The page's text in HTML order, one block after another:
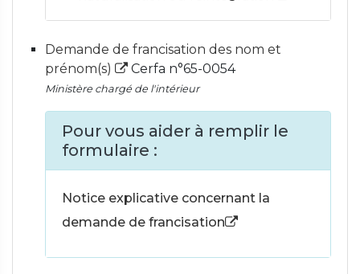
Demande de francisation des nom et
prénom(s)
Cerfa n°65-0054
Ministère chargé de l'intérieur
Pour vous aider à remplir le
formulaire :
Notice explicative concernant la
demande de francisation